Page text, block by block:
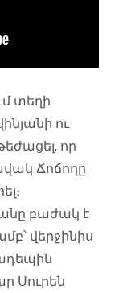
տեղի
ու
որ
Ճոճողը
բաժակ է
վերջինիս
Սուրեն